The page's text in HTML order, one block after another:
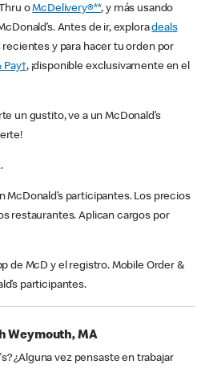
oMcDelivery®**, y más usando
Antes de ir, exploradeals
y para hacer tu orden por
Pay†, ¡disponible exclusivamente en el
un gustito, ve a un McDonald’s
McDonald’s participantes. Los precios
restaurantes. Aplican cargos por
de McD y el registro. Mobile Order &
participantes.
Weymouth, MA
¿Alguna vez pensaste en trabajar